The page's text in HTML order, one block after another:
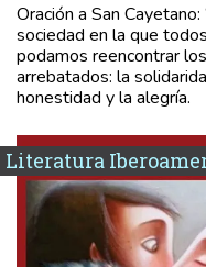
Oración a San
sociedad en la que
podamos reencontrar
arrebatados: la
honestidad y la alegría.
Literatura